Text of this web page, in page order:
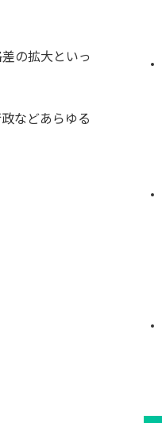
の拡大といっ
などあらゆる